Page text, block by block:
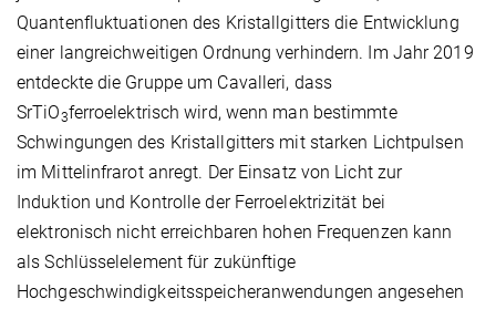
Quantenfluktuationen des Kristallgitters die Entwicklung
einer langreichweitigen Ordnung verhindern. Im Jahr 2019
entdeckte die Gruppe um Cavalleri, dass
SrTiO3ferroelektrisch wird, wenn man bestimmte
Schwingungen des Kristallgitters mit starken Lichtpulsen
im Mittelinfrarot anregt. Der Einsatz von Licht zur
Induktion und Kontrolle der Ferroelektrizität bei
elektronisch nicht erreichbaren hohen Frequenzen kann
als Schlüsselelement für zukünftige
Hochgeschwindigkeitsspeicheranwendungen angesehen